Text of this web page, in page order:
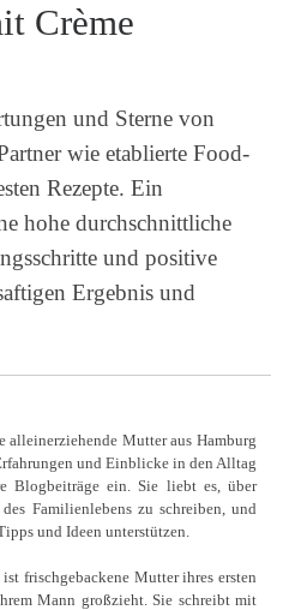
Crème
und Sterne von
wie etablierte Food-
Rezepte. Ein
hohe durchschnittliche
und positive
Ergebnis und
alleinerziehende Mutter aus Hamburg
und Einblicke in den Alltag
Blogbeiträge ein. Sie liebt es, über
Familienlebens zu schreiben, und
und Ideen unterstützen.
frischgebackene Mutter ihres ersten
Mann großzieht. Sie schreibt mit